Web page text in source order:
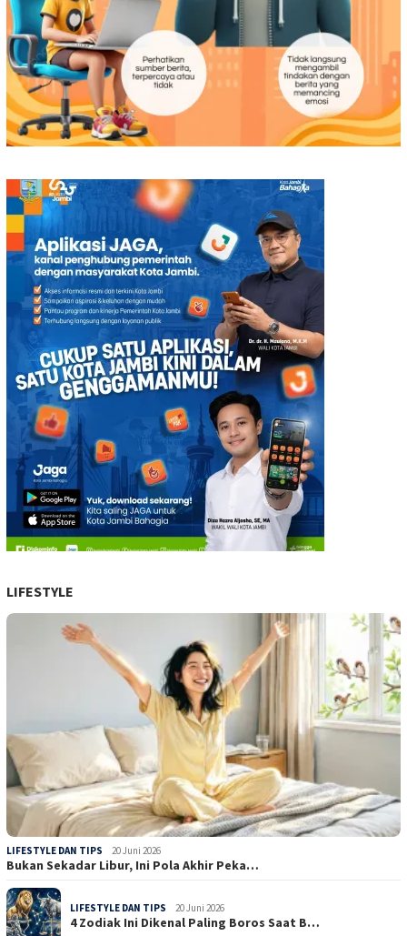
LIFESTYLE
LIFESTYLE DAN TIPS 20 Juni 2026
Bukan Sekadar Libur, Ini Pola Akhir Peka…
LIFESTYLE DAN TIPS 20 Juni 2026
4 Zodiak Ini Dikenal Paling Boros Saat B…